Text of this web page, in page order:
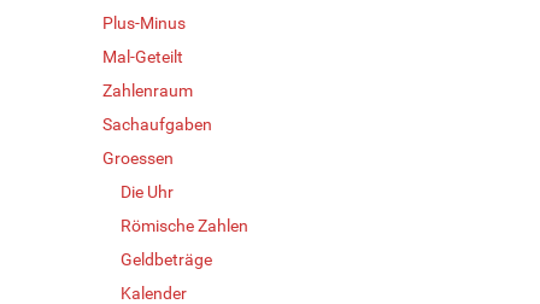
Plus-Minus
Mal-Geteilt
Zahlenraum
Sachaufgaben
Groessen
Die Uhr
Römische Zahlen
Geldbeträge
Kalender